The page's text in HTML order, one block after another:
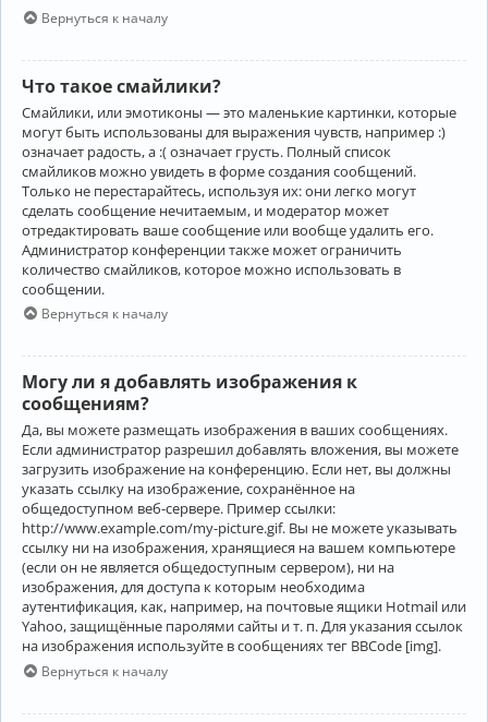
Вернуться к началу
Что такое смайлики?
Смайлики, или эмотиконы — это маленькие картинки, которые
могут быть использованы для выражения чувств, например :)
означает радость, а :( означает грусть. Полный список
смайликов можно увидеть в форме создания сообщений.
Только не перестарайтесь, используя их: они легко могут
сделать сообщение нечитаемым, и модератор может
отредактировать ваше сообщение или вообще удалить его.
Администратор конференции также может ограничить
количество смайликов, которое можно использовать в
сообщении.
Вернуться к началу
Могу ли я добавлять изображения к
сообщениям?
Да, вы можете размещать изображения в ваших сообщениях.
Если администратор разрешил добавлять вложения, вы можете
загрузить изображение на конференцию. Если нет, вы должны
указать ссылку на изображение, сохранённое на
общедоступном веб-сервере. Пример ссылки:
http://www.example.com/my-picture.gif. Вы не можете указывать
ссылку ни на изображения, хранящиеся на вашем компьютере
(если он не является общедоступным сервером), ни на
изображения, для доступа к которым необходима
аутентификация, как, например, на почтовые ящики Hotmail или
Yahoo, защищённые паролями сайты и т. п. Для указания ссылок
на изображения используйте в сообщениях тег BBCode [img].
Вернуться к началу